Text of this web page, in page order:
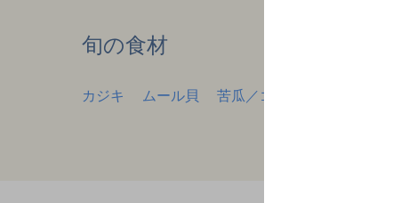
旬の食材
カジキ ムール貝 苦瓜／ゴーヤ